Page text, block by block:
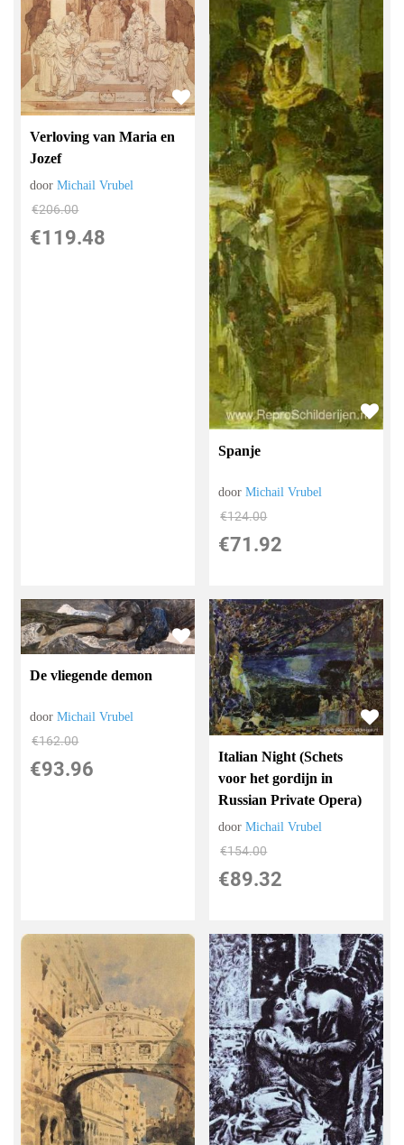
Verloving van Maria en
Jozef
doorMichail Vrubel
€206.00
€119.48
Spanje
doorMichail Vrubel
€124.00
€71.92
De vliegende demon
doorMichail Vrubel
€162.00
€93.96
Italian Night (Schets
voor het gordijn in
Russian Private Opera)
doorMichail Vrubel
€154.00
€89.32